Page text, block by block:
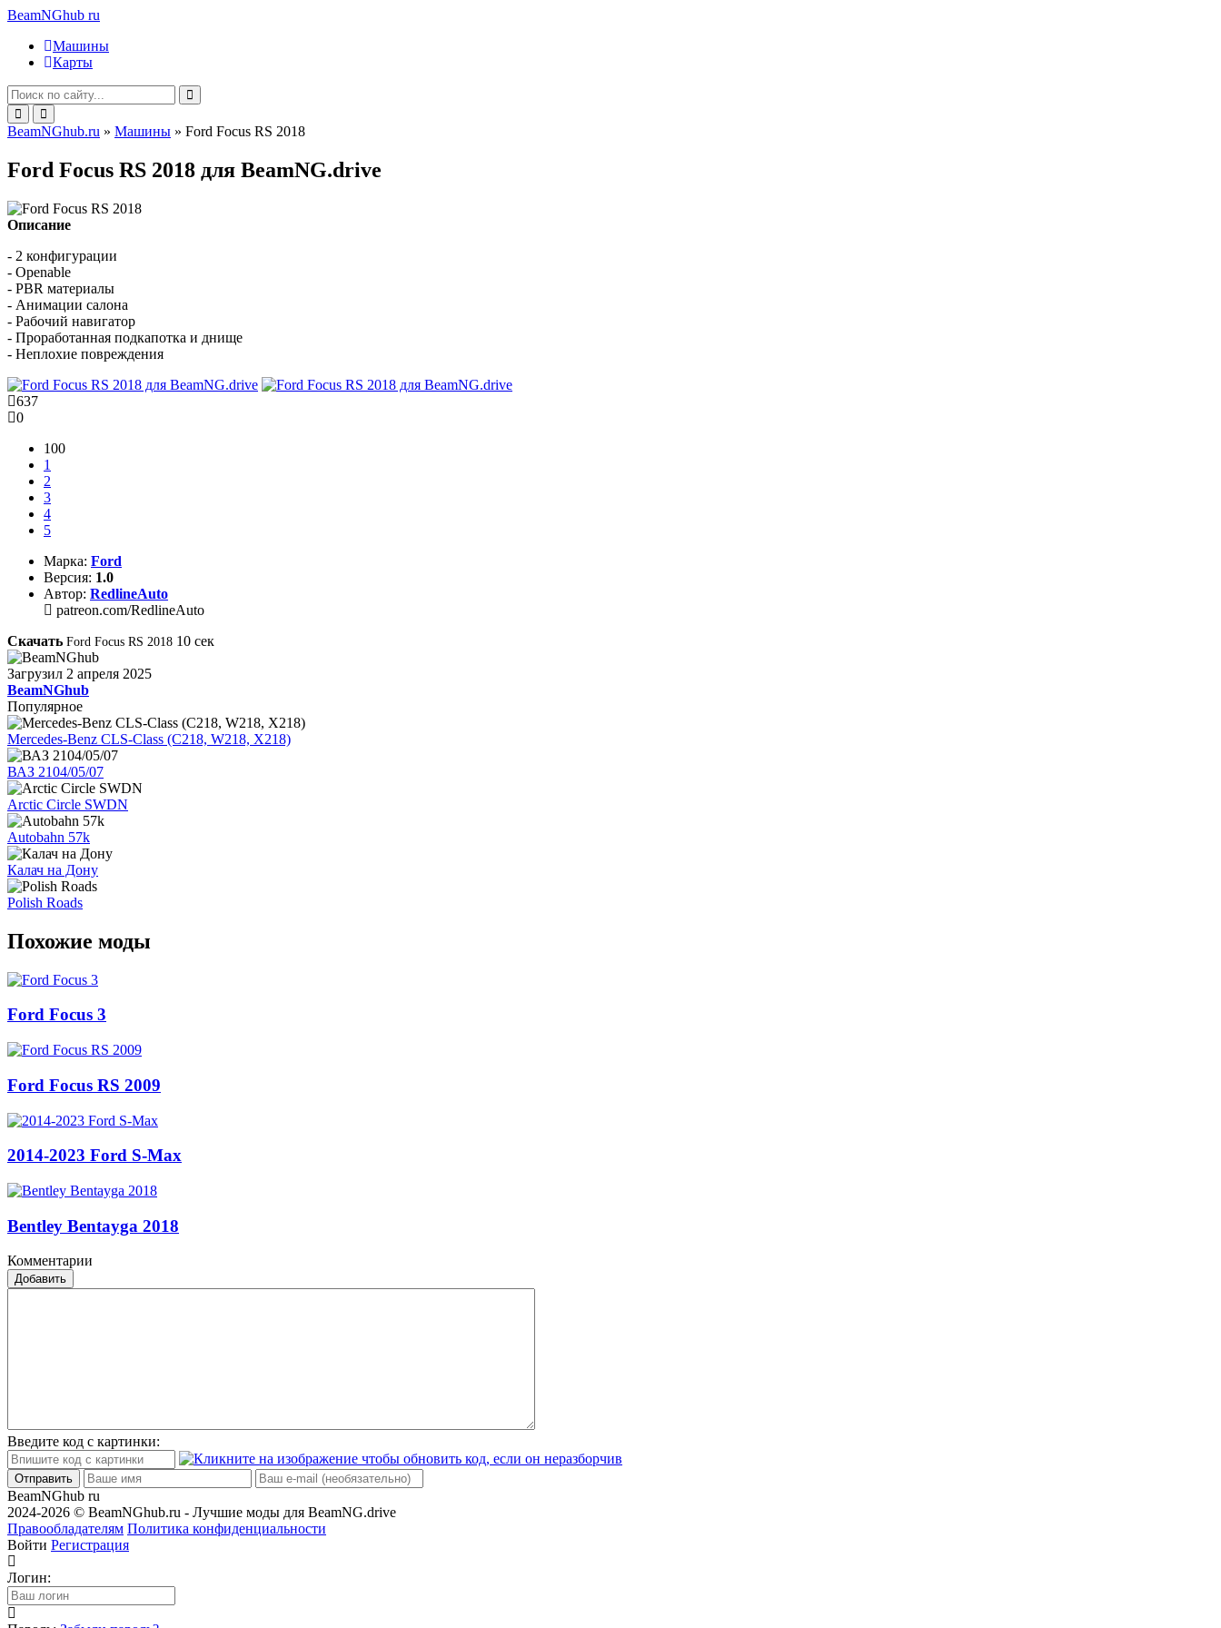
BeamNGhub ru
Машины
Карты
BeamNGhub.ru » Машины » Ford Focus RS 2018
Ford Focus RS 2018 для BeamNG.drive
Описание
- 2 конфигурации
- Openable
- PBR материалы
- Анимации салона
- Рабочий навигатор
- Проработанная подкапотка и днище
- Неплохие повреждения
637
0
100
1
2
3
4
5
Марка: Ford
Версия: 1.0
Автор: RedlineAuto
patreon.com/RedlineAuto
Скачать Ford Focus RS 2018 10 сек
Загрузил 2 апреля 2025
BeamNGhub
Популярное
Mercedes-Benz CLS-Class (C218, W218, X218)
ВАЗ 2104/05/07
Arctic Circle SWDN
Autobahn 57k
Калач на Дону
Polish Roads
Похожие моды
Ford Focus 3
Ford Focus RS 2009
2014-2023 Ford S-Max
Bentley Bentayga 2018
Комментарии
Добавить
Введите код с картинки:
Отправить
BeamNGhub ru
2024-2026 © BeamNGhub.ru - Лучшие моды для BeamNG.drive
Правообладателям Политика конфиденциальности
Войти Регистрация
Логин: